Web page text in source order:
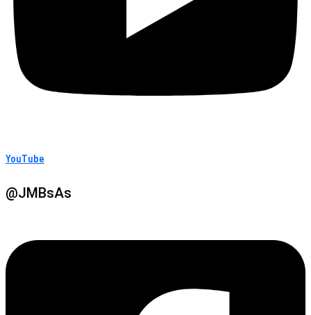
YouTube
@JMBsAs